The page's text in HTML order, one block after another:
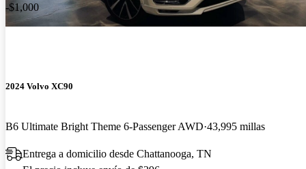
-$1,000
2024 Volvo XC90
B6 Ultimate Bright Theme 6-Passenger AWD 43,995 millas
Entrega a domicilio desde Chattanooga, TN